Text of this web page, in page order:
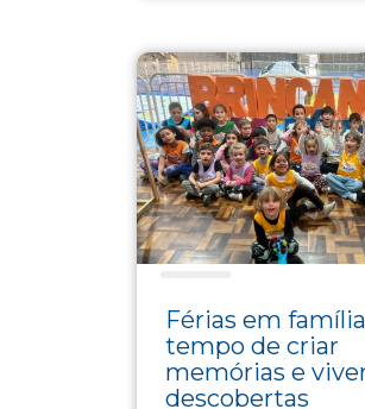
Férias em
tempo de criar
memórias e
descobertas